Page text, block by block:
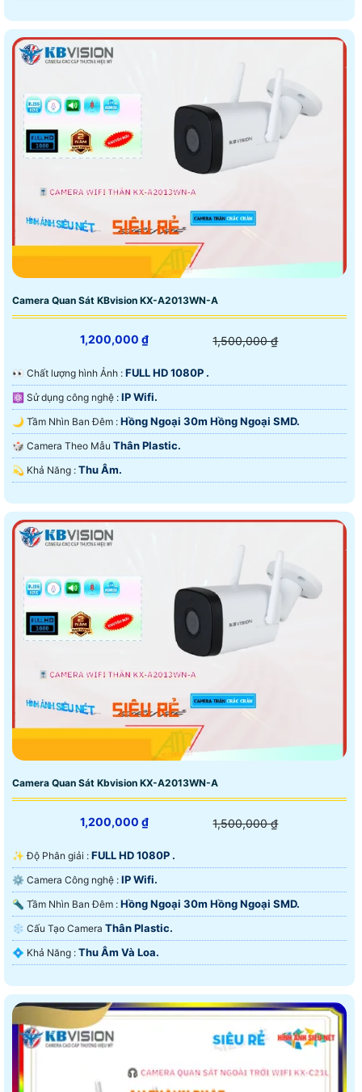
Camera Quan Sát KBvision KX-A2013WN-A
1,200,000 ₫ 1,500,000 ₫
️👀 Chất lượng hình Ảnh : FULL HD 1080P .
⚛️ Sử dụng công nghệ : IP Wifi.
🌙 Tầm Nhìn Ban Đêm : Hồng Ngoại 30m Hồng Ngoại SMD.
🎲 Camera Theo Mẫu Thân Plastic.
️💫 Khả Năng : Thu Âm.
Camera Quan Sát Kbvision KX-A2013WN-A
1,200,000 ₫ 1,500,000 ₫
✨ Độ Phân giải : FULL HD 1080P .
⚙ Camera Công nghệ : IP Wifi.
🔦 Tầm Nhìn Ban Đêm : Hồng Ngoại 30m Hồng Ngoại SMD.
❄ Cấu Tạo Camera Thân Plastic.
️💠 Khả Năng : Thu Âm Và Loa.